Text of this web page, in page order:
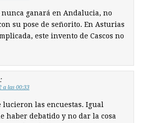
nunca ganará en Andalucia, no
su pose de señorito. En Asturias
este invento de Cascos no
a las 00:33
lucieron las encuestas. Igual
haber debatido y no dar la cosa